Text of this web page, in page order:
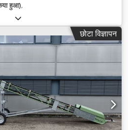
हुआ),
छोटा विज्ञापन